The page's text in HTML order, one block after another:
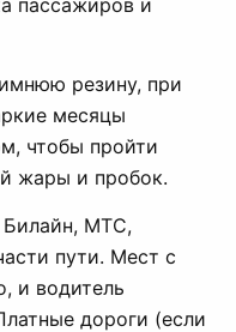
пассажиров и
резину, при
месяцы
чтобы пройти
жары и пробок.
Билайн, МТС,
пути. Мест с
и водитель
дороги (если